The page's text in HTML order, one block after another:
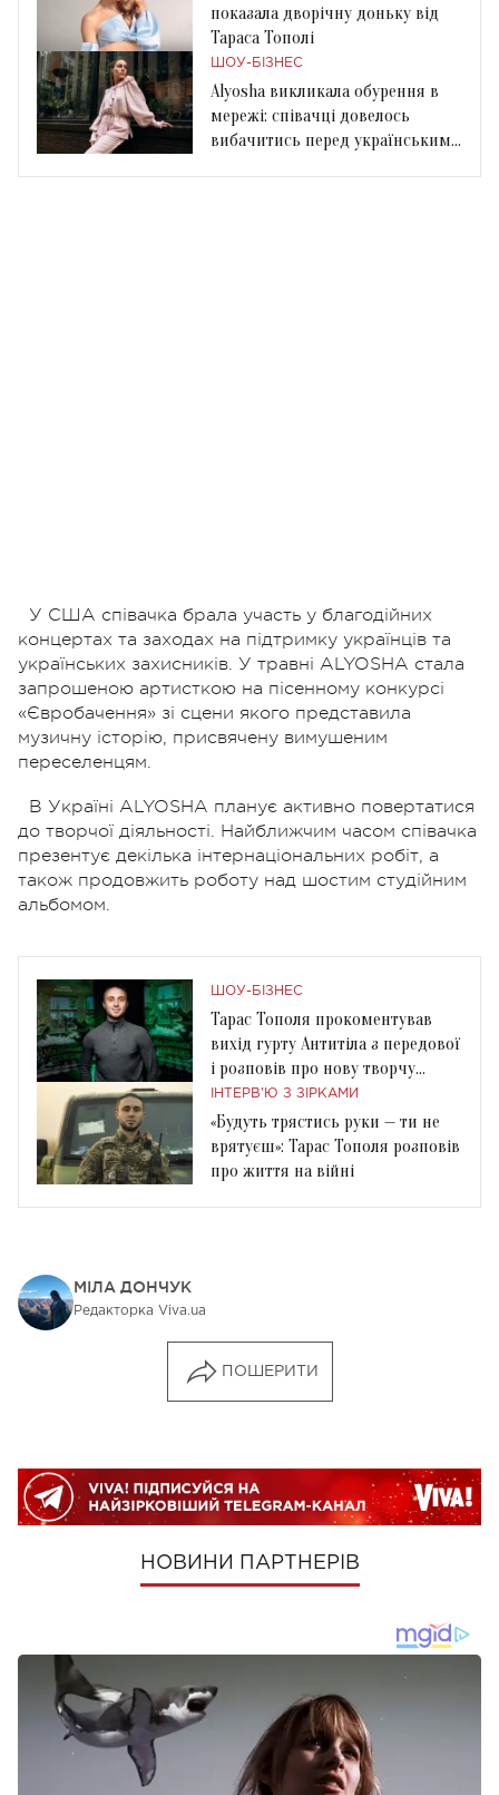
показала дворічну доньку від
Тараса Тополі
ШОУ-БІЗНЕС
Alyosha викликала обурення в
мережі: співачці довелось
вибачитись перед українськими
У США співачка брала участь у благодійних
концертах та заходах на підтримку українців та
українських захисників. У травні ALYOSHA стала
запрошеною артисткою на пісенному конкурсі
«Євробачення» зі сцени якого представила
музичну історію, присвячену вимушеним
переселенцям.
В Україні ALYOSHA планує активно повертатися
до творчої діяльності. Найближчим часом співачка
презентує декілька інтернаціональних робіт, а
також продовжить роботу над шостим студійним
альбомом.
ШОУ-БІЗНЕС
Тарас Тополя прокоментував
вихід гурту Антитіла з передової
і розповів про нову творчу
роботу в кіно
ІНТЕРВ'Ю З ЗІРКАМИ
«Будуть трястись руки — ти не
врятуєш»: Тарас Тополя розповів
про життя на війні
МІЛА ДОНЧУК
Редакторка Viva.ua
ПОШЕРИТИ
НОВИНИ ПАРТНЕРІВ